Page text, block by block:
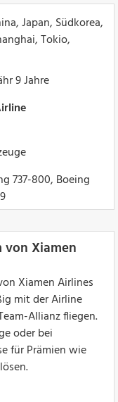
Japan, Südkorea,
Tokio,
9 Jahre
737-800, Boeing
Xiamen
Xiamen Airlines
mit der Airline
Allianz fliegen.
oder bei
für Prämien wie